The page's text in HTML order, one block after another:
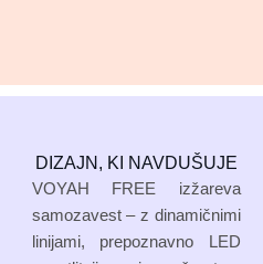
DIZAJN, KI NAVDUŠUJE
VOYAH FREE izžareva
samozavest – z dinamičnimi
linijami, prepoznavno LED